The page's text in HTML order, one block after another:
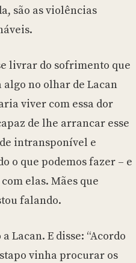
são as violências
livrar do sofrimento que
algo no olhar de Lacan
viver com essa dor
de lhe arrancar esse
intransponível e
o que podemos fazer – e
elas. Mães que
falando.
Lacan. E disse: “Acordo
vinha procurar os